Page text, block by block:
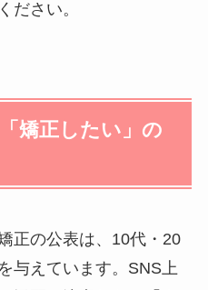
ださい。
矯正したい」の
正の公表は、10代・20
与えています。SNS上